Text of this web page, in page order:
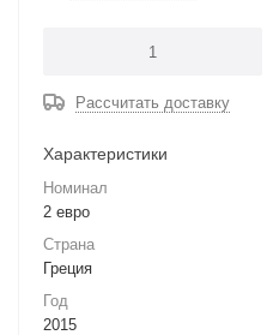
Рассчитать доставку
Характеристики
Номинал
2 евро
Страна
Греция
Год
2015